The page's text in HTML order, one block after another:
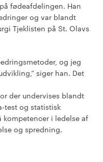
fødeafdelingen. Han
og var blandt
Tjeklisten på St. Olavs
og jeg
siger han. Det
der undervises blandt
test og statistisk
kompetencer i ledelse af
og spredning.